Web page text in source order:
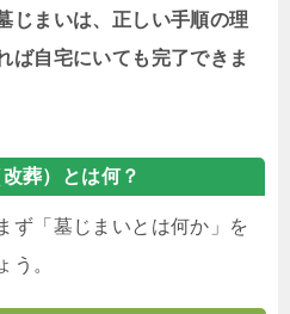
じまいは、正しい手順の理
ば自宅にいても完了できま
葬）とは何？
ず「墓じまいとは何か」を
う。